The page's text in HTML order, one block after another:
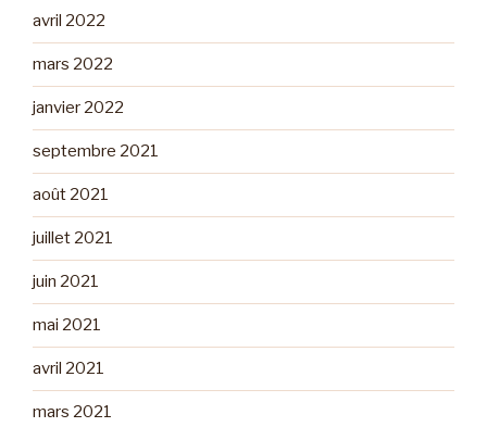
avril 2022
mars 2022
janvier 2022
septembre 2021
août 2021
juillet 2021
juin 2021
mai 2021
avril 2021
mars 2021